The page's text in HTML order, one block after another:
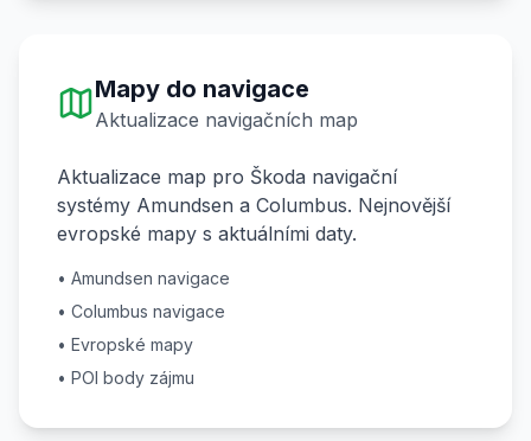
Mapy do navigace
Aktualizace navigačních map
Aktualizace map pro Škoda navigační
systémy Amundsen a Columbus. Nejnovější
evropské mapy s aktuálními daty.
• Amundsen navigace
• Columbus navigace
• Evropské mapy
• POI body zájmu